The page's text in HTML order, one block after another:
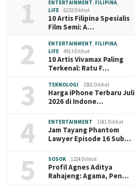
1 ENTERTAINMENT FILIPINA
LIFE
6232 Dilihat
10 Artis Filipina Spesialis
Film Semi: A…
2 ENTERTAINMENT FILIPINA
LIFE
4913 Dilihat
10 Artis Vivamax Paling
Terkenal: Ratu F…
3 TEKNOLOGI 2301 Dilihat
Harga iPhone Terbaru Juli
2026 di Indone…
4 ENTERTAINMENT 1581 Dilihat
Jam Tayang Phantom
Lawyer Episode 16 Sub…
5 SOSOK 1224 Dilihat
Profil Agnes Aditya
Rahajeng: Agama, Pen…